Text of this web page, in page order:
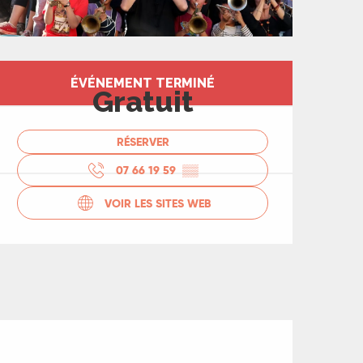
et
ÉVÉNEMENT TERMINÉ
Gratuit
RÉSERVER
07 66 19 59 ▒▒
VOIR LES SITES WEB